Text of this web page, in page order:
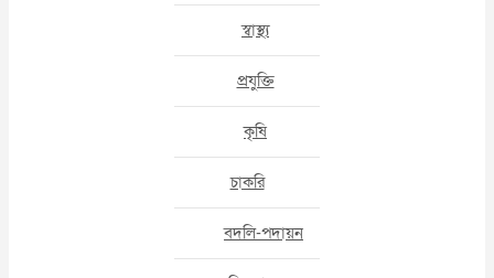
স্বাস্থ্য
প্রযুক্তি
কৃষি
চাকরি
বদলি-পদায়ন